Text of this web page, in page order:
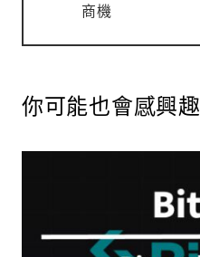
商機
你可能也會感興趣